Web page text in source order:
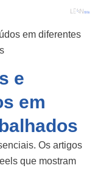
em diferentes
e
em
Os artigos
que mostram